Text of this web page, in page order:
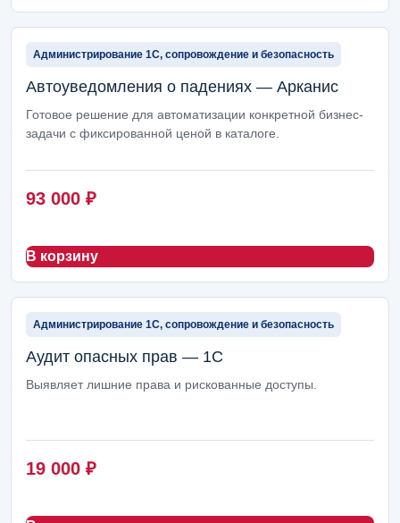
Администрирование 1С, сопровождение и безопасность
Автоуведомления о падениях — Арканис
Готовое решение для автоматизации конкретной бизнес-
задачи с фиксированной ценой в каталоге.
93 000 ₽
В корзину
Администрирование 1С, сопровождение и безопасность
Аудит опасных прав — 1С
Выявляет лишние права и рискованные доступы.
19 000 ₽